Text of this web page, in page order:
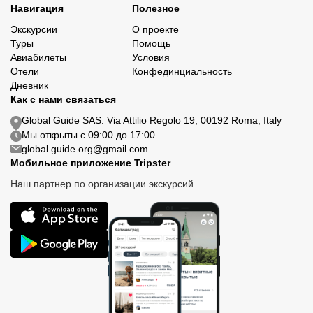
Навигация
Экскурсии
Туры
Авиабилеты
Отели
Дневник
Полезное
О проекте
Помощь
Условия
Конфединциальность
Как с нами связаться
Global Guide SAS. Via Attilio Regolo 19, 00192 Roma, Italy
Мы открыты с 09:00 до 17:00
global.guide.org@gmail.com
Мобильное приложение Tripster
Наш партнер по организации экскурсий